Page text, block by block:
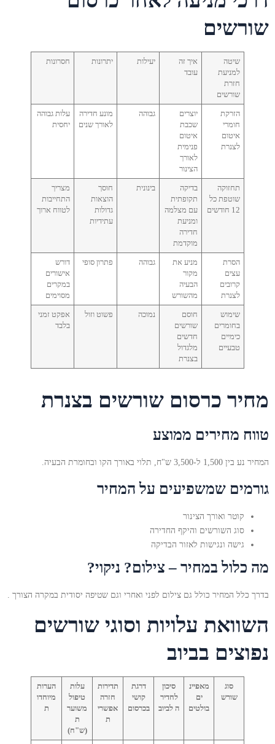
שורשים
שיטה
למניעת
חזרת
שורשים
איך זה
עובד
יעילות יתרונות חסרונות
הזרקת
חומרי
איטום
לצנרת
יוצרים
שכבת
איטום
פנימית
לאורך
הצינור
גבוהה
מונע חדירה
לאורך שנים
עלות גבוהה
יחסית
תחזוקה
שוטפת כל
12 חודשים
בדיקה
תקופתית
עם מצלמה
ומניעת
חדירה
מוקדמת
בינונית
חוסך
הוצאות
גדולות
עתידיות
מצריך
התחייבות
לטווח ארוך
הסרת
עצים
קרובים
לצנרת
מניע את
מקור
הבעיה
מהשורש
גבוהה פתרון סופי
דורש
אישורים
במקרים
מסוימים
שימוש
בחומרים
כימיים
טבעיים
חוסם
שורשים
חדשים
מלגדול
בצנרת
נמוכה פשוט וזול
אפקט זמני
בלבד
מחיר כרסום שורשים בצנרת
טווח מחירים ממוצע
המחיר נע בין 1,500 ל-3,500 ש"ח, תלוי באורך הקו ובחומרת הבעיה.
גורמים שמשפיעים על המחיר
קוטר ואורך הצינור
סוג השורשים והיקף החדירה
גישה ונגישות לאזור הבדיקה
מה כלול במחיר – צילום? ניקוי?
בדרך כלל המחיר כולל גם צילום לפני ואחרי וגם שטיפה יסודית במקרה הצורך .
השוואת עלויות וסוגי שורשים
נפוצים בביוב
סוג
שורש
מאפיינ
ים
בולטים
סיכון
לחדיר
ה לביוב
דרגת
קושי
בכרסום
תדירות
חזרה
אפשרי
ת
עלות
טיפול
משוער
ת
(ש"ח)
הערות
מיוחדו
ת